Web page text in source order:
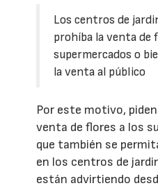
Los centros de
prohíba la venta de
supermercados o
la venta al público
Por este motivo,
venta de flores a los
que también se
en los centros de
están advirtiendo